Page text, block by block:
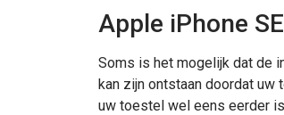
Apple iPhone
Soms is het mogelijk dat de
kan zijn ontstaan doordat
uw toestel wel eens eerder